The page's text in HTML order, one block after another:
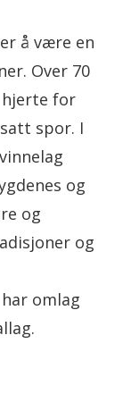
å være en
Over 70
hjerte for
spor. I
og
og
og
omlag